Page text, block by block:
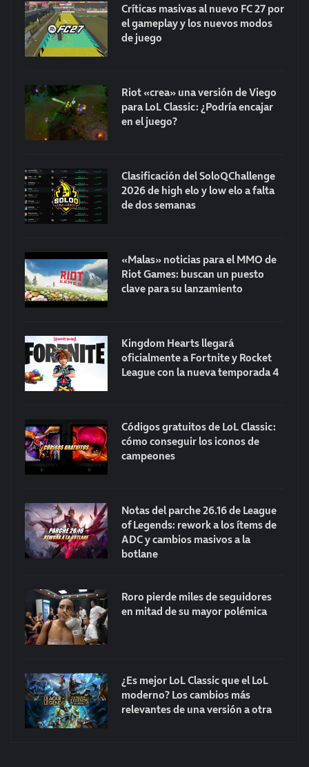
Críticas masivas al nuevo FC 27 por
el gameplay y los nuevos modos
de juego
Riot «crea» una versión de Viego
para LoL Classic: ¿Podría encajar
en el juego?
Clasificación del SoloQChallenge
2026 de high elo y low elo a falta
de dos semanas
«Malas» noticias para el MMO de
Riot Games: buscan un puesto
clave para su lanzamiento
Kingdom Hearts llegará
oficialmente a Fortnite y Rocket
League con la nueva temporada 4
Códigos gratuitos de LoL Classic:
cómo conseguir los iconos de
campeones
Notas del parche 26.16 de League
of Legends: rework a los ítems de
ADC y cambios masivos a la
botlane
Roro pierde miles de seguidores
en mitad de su mayor polémica
¿Es mejor LoL Classic que el LoL
moderno? Los cambios más
relevantes de una versión a otra